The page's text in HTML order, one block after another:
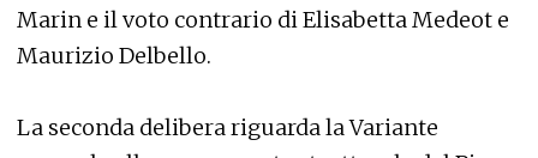
Marin e il voto contrario di Elisabetta Medeot e
Maurizio Delbello.
La seconda delibera riguarda la Variante